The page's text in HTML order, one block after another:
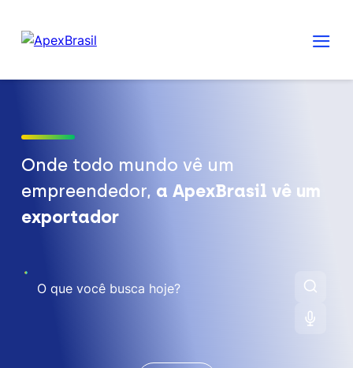
Onde todo mundo vê um
empreendedor, a ApexBrasil vê um
exportador